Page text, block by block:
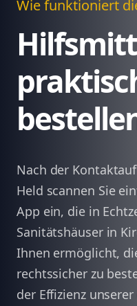
Wie funktioniert
Nach der
Held scannen Sie
App ein, die in
Sanitätshäuser in
Ihnen ermöglicht,
rechtssicher zu
der Effizienz